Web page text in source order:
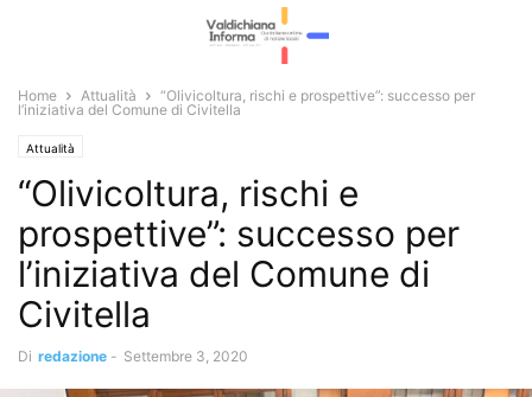
Home Attualità
“Olivicoltura, rischi e prospettive”: successo per
l’iniziativa del Comune di Civitella
Attualità
“Olivicoltura, rischi e
prospettive”: successo per
l’iniziativa del Comune di
Civitella
Di redazione - Settembre 3, 2020